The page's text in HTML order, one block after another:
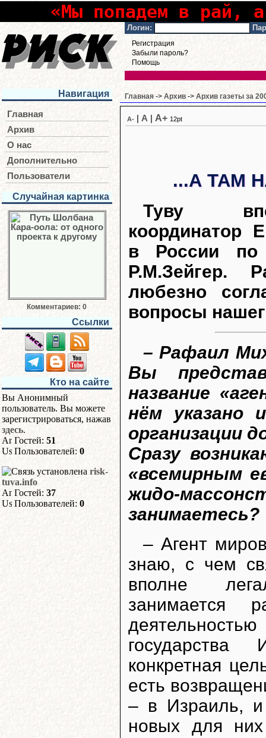
«Мы попадем в рай,
Логин:
Регистрация
Забыли пароль?
Помощь
Навигация
Главная
Архив
О нас
Дополнительно
Пользователи
Случайная картинка
Комментариев: 0
Ссылки
Кто на сайте
Вы Анонимный
пользователь. Вы можете
зарегистрироваться, нажав
здесь.
Гостей: 51
Пользователей: 0
risk-
tuva.info
Гостей: 37
Пользователей: 0
Главная -> Архив -> Архив газеты за
A- A A+ 12pt
...А ТАМ
Туву
координатор
в России по
Р.М.Зейгер.
любезно
вопросы
– Рафаил
Вы
название
нём указано
организации
Сразу
«всемирным
жидо-
занимаетесь?
– Агент
знаю, с чем
вполне
занимается
конкретная
есть
– в Израиль, и
новых для